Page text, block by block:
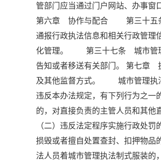
管部门应当通过门户网站、办事窗
第六章 协作与配合 第三十五条
通报行政执法信息和相关行政管
化管理。 第三十七条 城市管理
告知或者移送有关部门。 第七
及其他监督方式。 城市管理执
违反本办法规定，有下列行为之一
的，对直接负责的主管人员和
（二）违反法定程序实施行政
损毁或者擅自处置查封、扣押
法人员着城市管理执法制式服装